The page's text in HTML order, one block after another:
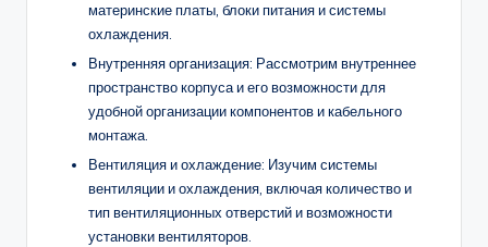
материнские платы, блоки питания и системы
охлаждения.
Внутренняя организация: Рассмотрим внутреннее
пространство корпуса и его возможности для
удобной организации компонентов и кабельного
монтажа.
Вентиляция и охлаждение: Изучим системы
вентиляции и охлаждения, включая количество и
тип вентиляционных отверстий и возможности
установки вентиляторов.